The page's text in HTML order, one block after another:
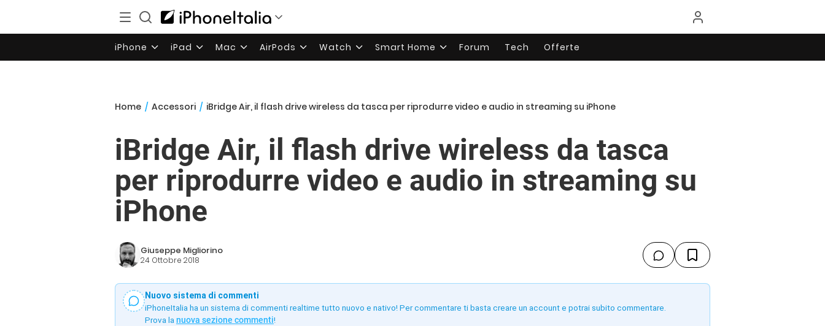
iPhone iPad Mac AirPods Watch Smart Home Forum Tech Offerte
Home / Accessori / iBridge Air, il flash drive wireless da tasca per riprodurre video e audio in streaming su iPhone
iBridge Air, il flash drive wireless da tasca
per riprodurre video e audio in streaming su
iPhone
Giuseppe Migliorino
24 Ottobre 2018
Nuovo sistema di commenti
iPhoneItalia ha un sistema di commenti realtime tutto nuovo e nativo! Per commentare ti basta creare un account e potrai subito commentare.
Prova la nuova sezione commenti!